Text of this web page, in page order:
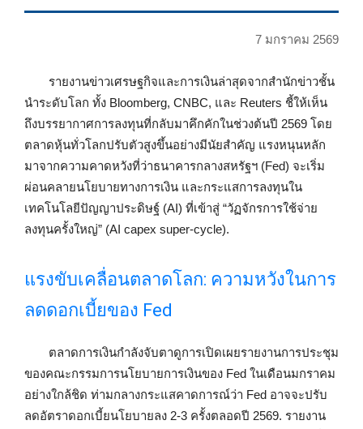
7 มกราคม 2569
รายงานข่าวเศรษฐกิจและการเงินล่าสุดจากสำนักข่าวชั้น
นำระดับโลก ทั้ง Bloomberg, CNBC, และ Reuters ชี้ให้เห็น
ถึงบรรยากาศการลงทุนที่กลับมาคึกคักในช่วงต้นปี 2569 โดย
ตลาดหุ้นทั่วโลกปรับตัวสูงขึ้นอย่างมีนัยสำคัญ แรงหนุนหลัก
มาจากความคาดหวังที่ว่าธนาคารกลางสหรัฐฯ (Fed) จะเริ่ม
ผ่อนคลายนโยบายทางการเงิน และกระแสการลงทุนใน
เทคโนโลยีปัญญาประดิษฐ์ (AI) ที่เข้าสู่ “วัฏจักรการใช้จ่าย
ลงทุนครั้งใหญ่” (AI capex super-cycle).
แรงขับเคลื่อนตลาดโลก: ความหวังในการ
ลดดอกเบี้ยของ Fed
ตลาดการเงินกำลังจับตาดูการเปิดเผยรายงานการประชุม
ของคณะกรรมการนโยบายการเงินของ Fed ในเดือนมกราคม
อย่างใกล้ชิด ท่ามกลางกระแสคาดการณ์ว่า Fed อาจจะปรับ
ลดอัตราดอกเบี้ยนโยบายลง 2-3 ครั้งตลอดปี 2569. รายงาน